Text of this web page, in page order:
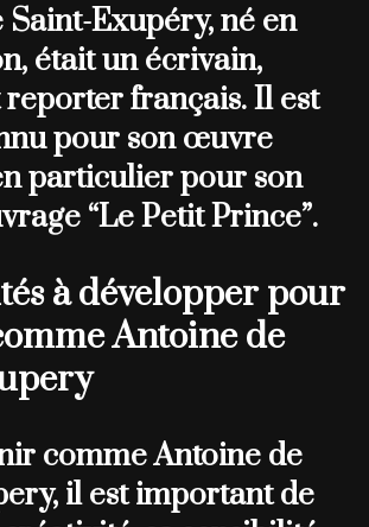
Exupéry, né en
était un écrivain,
français. Il est
pour son œuvre
particulier pour son
“Le Petit Prince”.
à développer pour
Antoine de
comme Antoine de
il est important de